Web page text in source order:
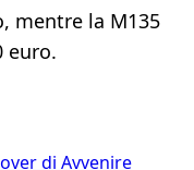
mentre la M135
euro.
di Avvenire